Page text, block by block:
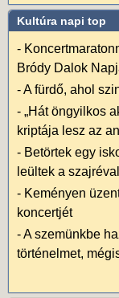
Kultúra napi top
-
Bródy Dalok
-A fürdő, ahol
- „Hát öngyilkos
kriptája lesz az
- Betörtek egy
leültek a
- Keményen
koncertjét
-A szemünkbe
történelmet,